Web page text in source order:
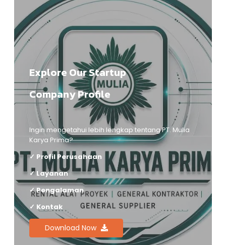
Explore Our Startup
Company Profile
Ingin mengetahui lebih lengkap tentang PT. Mulia
Karya Prima?
✓ Profil Perusahaan
✓ Layanan
✓ Pengalaman
✓ Kontak
Download Now